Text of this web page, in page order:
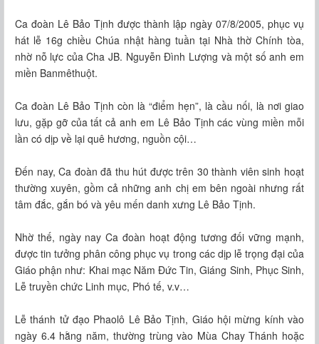
Ca đoàn Lê Bảo Tịnh được thành lập ngày 07/8/2005, phục vụ
hát lễ 16g chiều Chúa nhật hàng tuần tại Nhà thờ Chính tòa,
nhờ nỗ lực của Cha JB. Nguyễn Đình Lượng và một số anh em
miền Banmêthuột.
Ca đoàn Lê Bảo Tịnh còn là “điểm hẹn”, là cầu nối, là nơi giao
lưu, gặp gỡ của tất cả anh em Lê Bảo Tịnh các vùng miền mỗi
lần có dịp về lại quê hương, nguồn cội…
Đến nay, Ca đoàn đã thu hút được trên 30 thành viên sinh hoạt
thường xuyên, gồm cả những anh chị em bên ngoài nhưng rất
tâm đắc, gắn bó và yêu mến danh xưng Lê Bảo Tịnh.
Nhờ thế, ngày nay Ca đoàn hoạt động tương đối vững mạnh,
được tin tưởng phân công phục vụ trong các dịp lễ trọng đại của
Giáo phận như: Khai mạc Năm Đức Tin, Giáng Sinh, Phục Sinh,
Lễ truyền chức Linh mục, Phó tế, v.v…
Lễ thánh tử đạo Phaolô Lê Bảo Tịnh, Giáo hội mừng kính vào
ngày 6.4 hằng năm, thường trùng vào Mùa Chay Thánh hoặc